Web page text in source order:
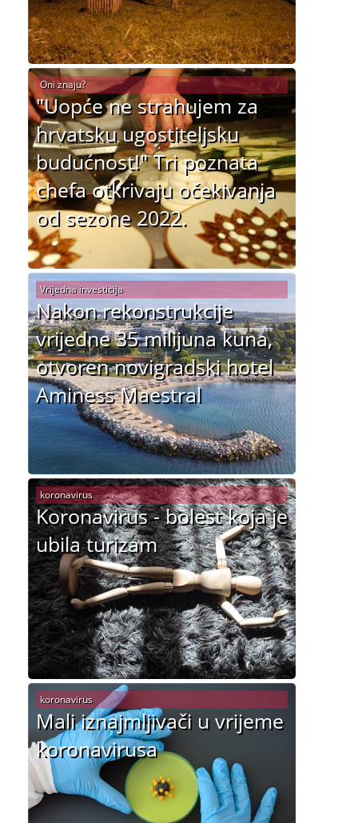
"Uopće ne strahujem za
hrvatsku ugostiteljsku
budućnost!" Tri poznata
chefa otkrivaju očekivanja
od sezone 2022.
Oni znaju?
Nakon rekonstrukcije
vrijedne 35 milijuna kuna,
otvoren novigradski hotel
Aminess Maestral
Vrijedna investicija
Koronavirus - bolest koja je
ubila turizam
koronavirus
Mali iznajmljivači u vrijeme
koronavirusa
koronavirus